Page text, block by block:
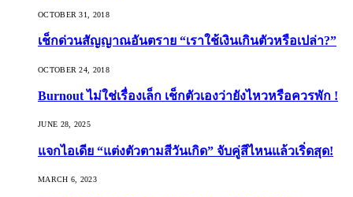
OCTOBER 31, 2018
เช็กด่วนสัญญาณอันตราย “เราใช้เงินเกินตัวหรือเปล่า?”
OCTOBER 24, 2018
Burnout ไม่ใช่เรื่องเล็ก เช็กตัวเองว่ายังไหวหรือควรพัก !
JUNE 28, 2025
แจกไอเดีย “แต่งตัวตามสีวันเกิด” จับคู่สีไหนแล้วเริ่ดสุด!
MARCH 6, 2023